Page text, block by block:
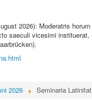
2026): Moderatris horum
saeculi vicesimi instituerat,
2026 Seminaria